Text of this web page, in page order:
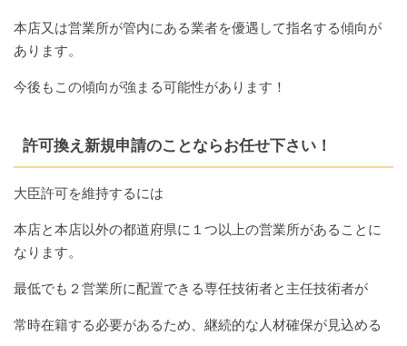
本店又は営業所が管内にある業者を優遇して指名する傾向が
あります。
今後もこの傾向が強まる可能性があります！
許可換え新規申請のことならお任せ下さい！
大臣許可を維持するには
本店と本店以外の都道府県に１つ以上の営業所があることに
なります。
最低でも２営業所に配置できる専任技術者と主任技術者が
常時在籍する必要があるため、継続的な人材確保が見込める